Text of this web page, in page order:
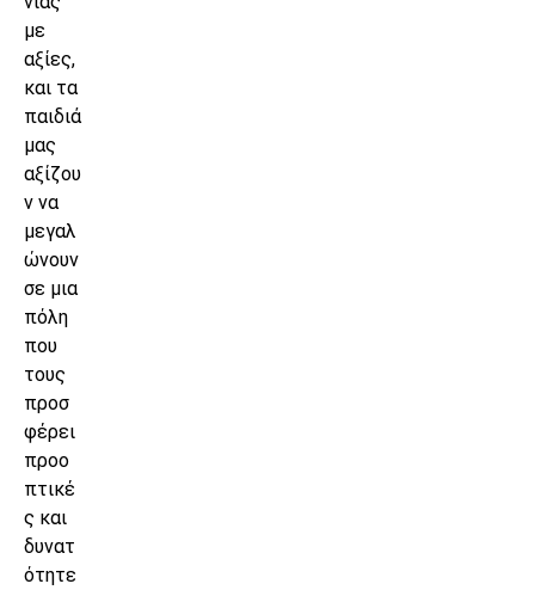
με
αξίες,
και τα
παιδιά
μας
αξίζου
ν να
μεγαλ
ώνουν
σε μια
πόλη
που
τους
προσ
φέρει
προο
πτικέ
ς και
δυνατ
ότητε